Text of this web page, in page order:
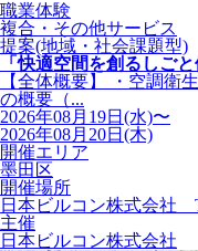
職業体験
複合・その他サービス
提案(地域・社会課題型)
「快適空間を創るしごと
【全体概要】 ・空調衛
の概要（...
2026年08月19日(水)〜
2026年08月20日(木)
開催エリア
墨田区
開催場所
日本ビルコン株式会社
主催
日本ビルコン株式会社